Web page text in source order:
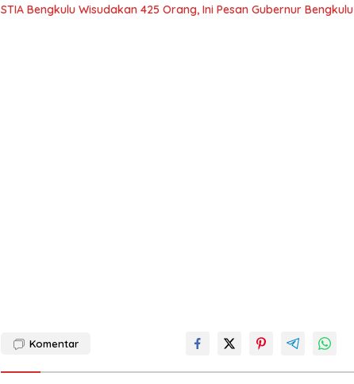
STIA Bengkulu Wisudakan 425 Orang, Ini Pesan Gubernur Bengkulu
Komentar